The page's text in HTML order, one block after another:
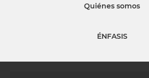
Quiénes somos
ÉNFASIS